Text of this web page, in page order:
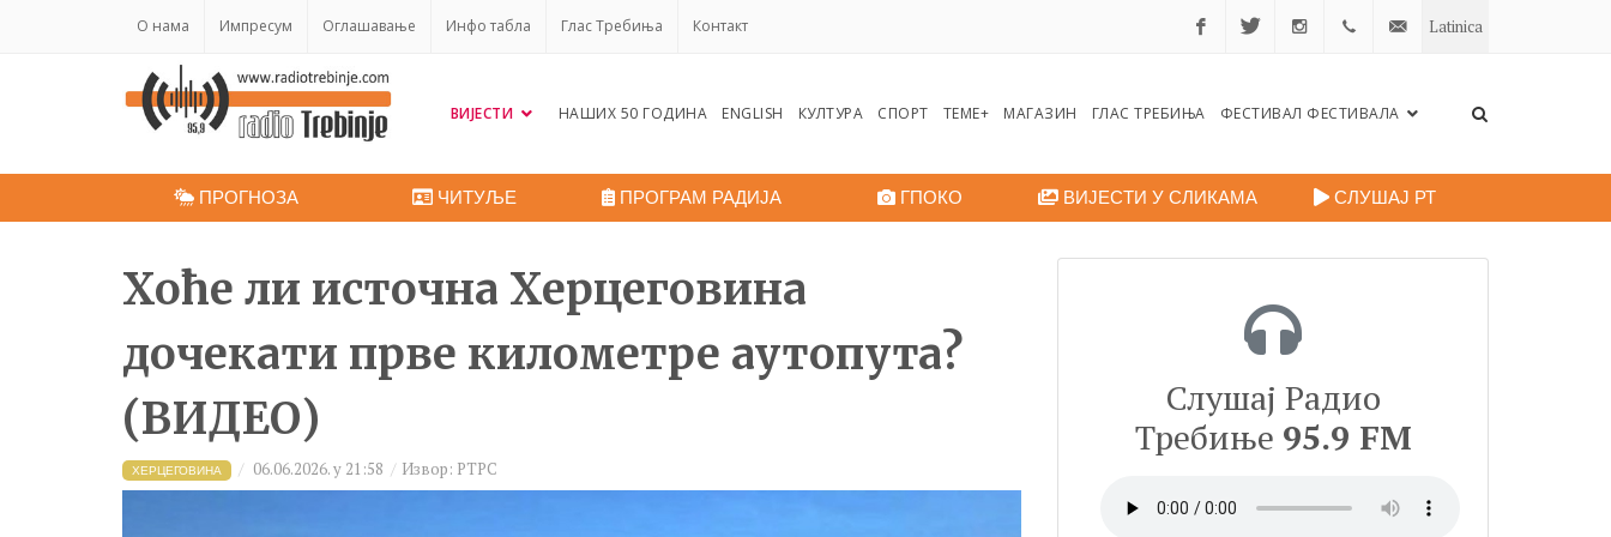
O нама Импресум Оглашавање Инфо табла Глас Требиња Контакт Latinica
ВИЈЕСТИ НАШИХ 50 ГОДИНА ENGLISH КУЛТУРА СПОРТ ТЕМЕ+ МАГАЗИН ГЛАС ТРЕБИЊА ФЕСТИВАЛ ФЕСТИВАЛА
ПРОГНОЗА ЧИТУЉЕ ПРОГРАМ РАДИЈА ГПОКО ВИЈЕСТИ У СЛИКАМА СЛУШАЈ РТ
Хоће ли источна Херцеговина
дочекати прве километре аутопута?
(ВИДЕО)
ХЕРЦЕГОВИНА 06.06.2026. у 21:58 Извор: РТРС
Слушај Радио
Требиње 95.9 FM